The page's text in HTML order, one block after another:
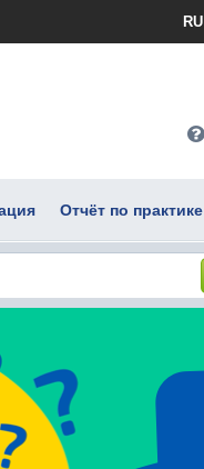
RU
Отчёт по практике